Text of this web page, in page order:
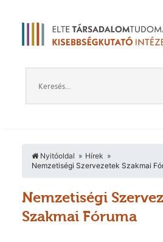
Nyitóoldal
Hírek
Nemzetiségi Szervezetek Szakmai
Nemzetiségi
Szakmai Fóruma